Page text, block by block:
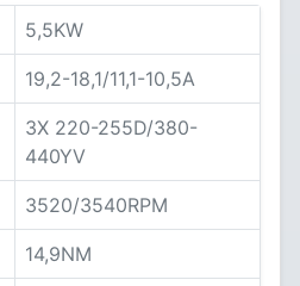
5,5KW
19,2-18,1/11,1-10,5A
3X 220-255D/380-
440YV
3520/3540RPM
14,9NM